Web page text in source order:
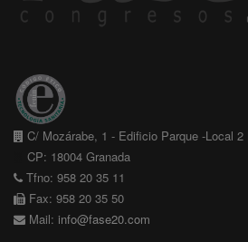
C/ Mozárabe, 1 - Edificio Parque -Local 2
CP: 18004 Granada
Tfno: 958 20 35 11
Fax: 958 20 35 50
Mail: info@fase20.com